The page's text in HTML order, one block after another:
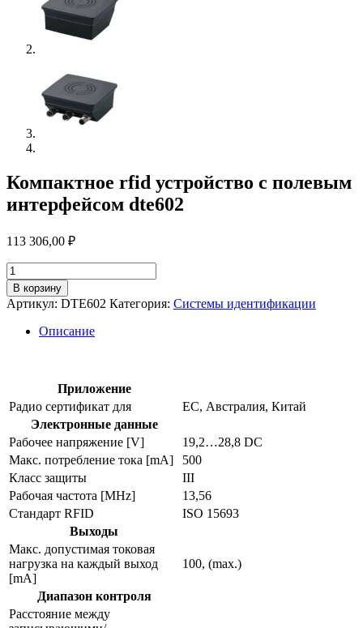
Компактное rfid устройство с полевым
интерфейсом dte602
113 306,00 ₽
Количество
товара
Компактное
rfid
устройство
В корзину
Артикул: DTE602 Категория: Системы идентификации
Описание
Приложение
Радио сертификат для
ЕС, Австралия, Китай
Электронные данные
Рабочее напряжение [V]
19,2…28,8 DC
Макс. потребление тока [mA]
500
Класс защиты
III
Рабочая частота [MHz]
13,56
Стандарт RFID
ISO 15693
Выходы
Макс. допустимая токовая
нагрузка на каждый выход
[mA]
100, (max.)
Диапазон контроля
Расстояние между